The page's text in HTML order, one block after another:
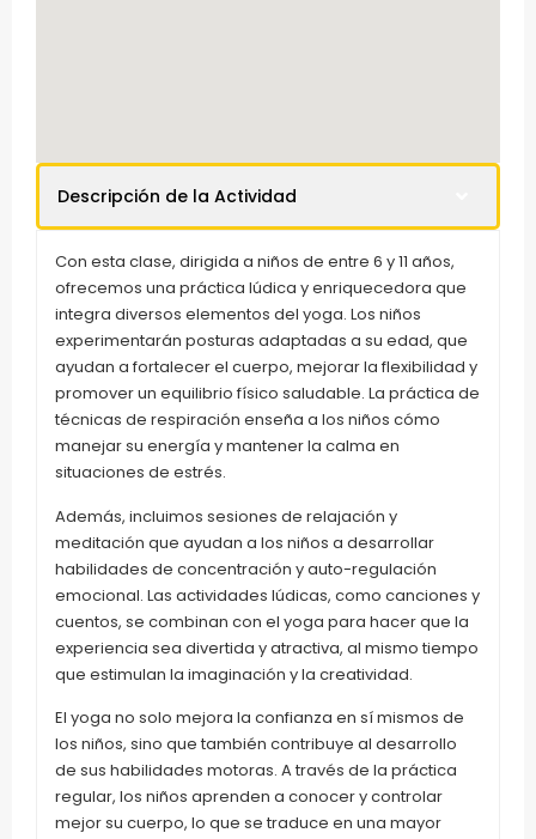
Descripción de la Actividad
Con esta clase, dirigida a niños de entre 6 y 11 años,
ofrecemos una práctica lúdica y enriquecedora que
integra diversos elementos del yoga. Los niños
experimentarán posturas adaptadas a su edad, que
ayudan a fortalecer el cuerpo, mejorar la flexibilidad y
promover un equilibrio físico saludable. La práctica de
técnicas de respiración enseña a los niños cómo
manejar su energía y mantener la calma en
situaciones de estrés.
Además, incluimos sesiones de relajación y
meditación que ayudan a los niños a desarrollar
habilidades de concentración y auto-regulación
emocional. Las actividades lúdicas, como canciones y
cuentos, se combinan con el yoga para hacer que la
experiencia sea divertida y atractiva, al mismo tiempo
que estimulan la imaginación y la creatividad.
El yoga no solo mejora la confianza en sí mismos de
los niños, sino que también contribuye al desarrollo
de sus habilidades motoras. A través de la práctica
regular, los niños aprenden a conocer y controlar
mejor su cuerpo, lo que se traduce en una mayor